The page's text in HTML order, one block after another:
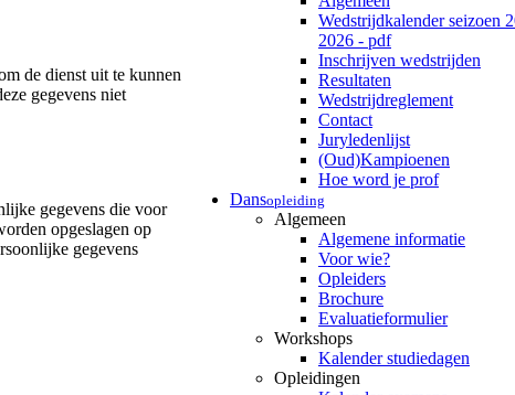
Wedstrijdkalender seizoen
2026 - pdf
Inschrijven wedstrijden
Resultaten
Wedstrijdreglement
Contact
Juryledenlijst
(Oud)Kampioenen
Hoe word je prof
Dansopleiding
Algemeen
Algemene informatie
Voor wie?
Opleiders
Brochure
Evaluatieformulier
Workshops
Kalender studiedagen
Opleidingen
de dienst uit te kunnen
gegevens niet
gegevens die voor
opgeslagen op
gegevens